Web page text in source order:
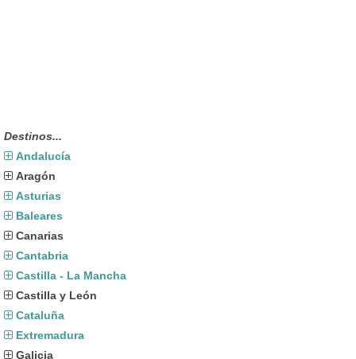
Destinos...
Andalucía
Aragón
Asturias
Baleares
Canarias
Cantabria
Castilla - La Mancha
Castilla y León
Cataluña
Extremadura
Galicia